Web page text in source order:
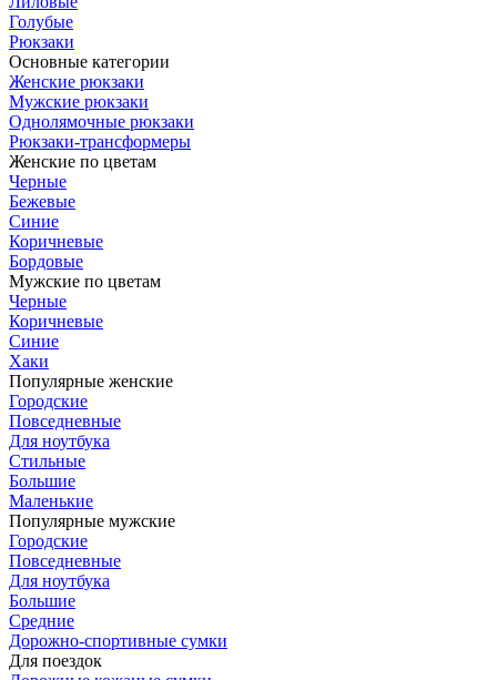
Голубые
Рюкзаки
Основные категории
Женские рюкзаки
Мужские рюкзаки
Однолямочные рюкзаки
Рюкзаки-трансформеры
Женские по цветам
Черные
Бежевые
Синие
Коричневые
Бордовые
Мужские по цветам
Черные
Коричневые
Синие
Хаки
Популярные женские
Городские
Повседневные
Для ноутбука
Стильные
Большие
Маленькие
Популярные мужские
Городские
Повседневные
Для ноутбука
Большие
Средние
Дорожно-спортивные сумки
Для поездок